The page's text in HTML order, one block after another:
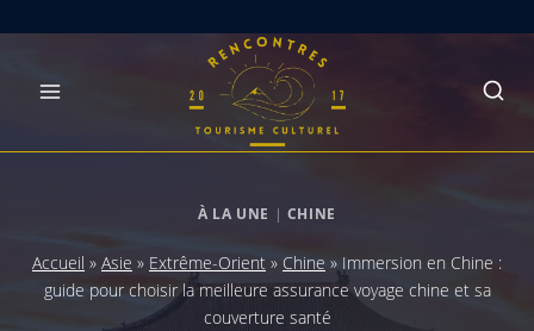
À LA UNE | CHINE
Accueil » Asie » Extrême-Orient » Chine » Immersion en Chine :
guide pour choisir la meilleure assurance voyage chine et sa
couverture santé